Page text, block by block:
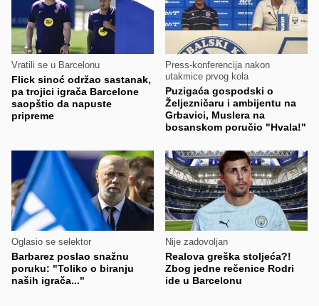
Vratili se u Barcelonu
Flick sinoć održao sastanak,
pa trojici igrača Barcelone
saopštio da napuste
pripreme
Press-konferencija nakon
utakmice prvog kola
Puzigaća gospodski o
Željezničaru i ambijentu na
Grbavici, Muslera na
bosanskom poručio "Hvala!"
Oglasio se selektor
Barbarez poslao snažnu
poruku: "Toliko o biranju
naših igrača..."
Nije zadovoljan
Realova greška stoljeća?!
Zbog jedne rečenice Rodri
ide u Barcelonu